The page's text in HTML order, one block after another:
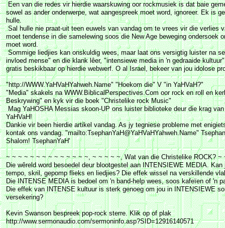
Een van die redes vir hierdie waarskuwing oor rockmusiek is dat baie
sowel as ander onderwerpe, wat aangespreek moet word, ignoreer. Ek is
hulle.
Sal hulle nie praat-uit teen euwels van vandag om te vrees vir die verlies
moet tendense in die samelewing soos die New Age beweging ondersoek
moet word.
Sommige liedjies kan onskuldig wees, maar laat ons versigtig luister na
invloed mense" en die klank lêer, "intensiewe media in 'n gedraaide
gratis beskikbaar op hierdie webwerf. O al Israel, bekeer van jou idolose
"http://WWW.YaHVaHYahweh.Name" "Hoekom die" V "in YaHVaH?"
"Media" skakels na WWW.BiblicalPerspectives.Com oor rock en roll en
Beskrywing" en kyk vir die boek "Christelike rock Music"
Mag YaHOSHA Messias skoon-UP ons luister biblioteke deur die krag
YaHVaH!
Dankie vir been hierdie artikel vandag. As jy tegniese probleme met
kontak ons vandag. "mailto:TsephanYaH@YaHVaHYahweh.Name"
Shalom! TsephanYaH'
~ ~ ~ ~ ~ ~ ~ ~ ~ ~ ~ ~ ~ ~, ~ ~ ~ ~ ~, Wat van die Christelike ROCK? ~
Die wêreld word besoedel deur blootgestel aan INTENSIEWE MEDIA.
tempo, skril, gepomp flieks en liedjies? Die effek wissel na verskillende
Die INTENSE MEDIA is bedoel om 'n band-help wees, soos kafeïen of 'n
Die effek van INTENSE kultuur is sterk genoeg om jou in INTENSIEWE
versekering?
Kevin Swanson bespreek pop-rock sterre. Klik op of plak
http://www.sermonaudio.com/sermoninfo.asp?SID=12916140571